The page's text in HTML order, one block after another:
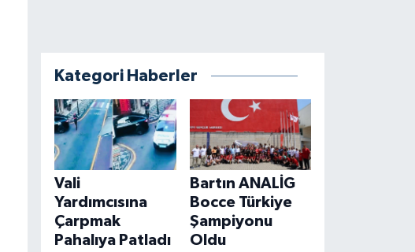
Kategori Haberler
Vali
Yardımcısına
Çarpmak
Pahalıya Patladı
Bartın ANALİG
Bocce Türkiye
Şampiyonu
Oldu